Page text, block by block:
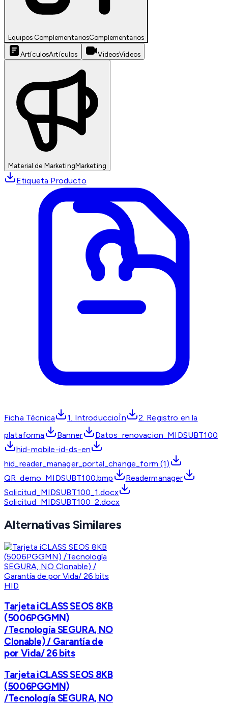
Equipos ComplementariosComplementarios
ArtículosArtículos VideosVideos
Material de MarketingMarketing
Etiqueta Producto
Ficha Técnica 1. IntroduccioÌn
2. Registro en la
plataforma
Banner
Datos_renovacion_MIDSUBT100
hid-mobile-id-ds-en
hid_reader_manager_portal_change_form (1)
QR_demo_MIDSUBT100.bmp
Readermanager
Solicitud_MIDSUBT100_1.docx
Solicitud_MIDSUBT100_2.docx
Alternativas Similares
HID
Tarjeta iCLASS SEOS 8KB
(5006PGGMN)
/Tecnología SEGURA, NO
Clonable) / Garantía de
por Vida/ 26 bits
Tarjeta iCLASS SEOS 8KB
(5006PGGMN)
/Tecnología SEGURA, NO